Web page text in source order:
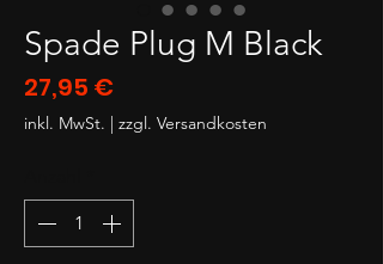
Spade Plug M Black
27,95 €
inkl. MwSt. | zzgl. Versandkosten